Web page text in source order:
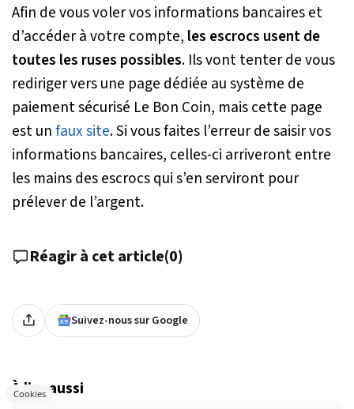
Afin de vous voler vos informations bancaires et
d’accéder à votre compte, les escrocs usent de
toutes les ruses possibles. Ils vont tenter de vous
rediriger vers une page dédiée au système de
paiement sécurisé Le Bon Coin, mais cette page
est unfaux site. Si vous faites l’erreur de saisir vos
informations bancaires, celles-ci arriveront entre
les mains des escrocs qui s’en serviront pour
prélever de l’argent.
Réagir à cet article(0)
Suivez-nous sur Google
À lire aussi
Cookies